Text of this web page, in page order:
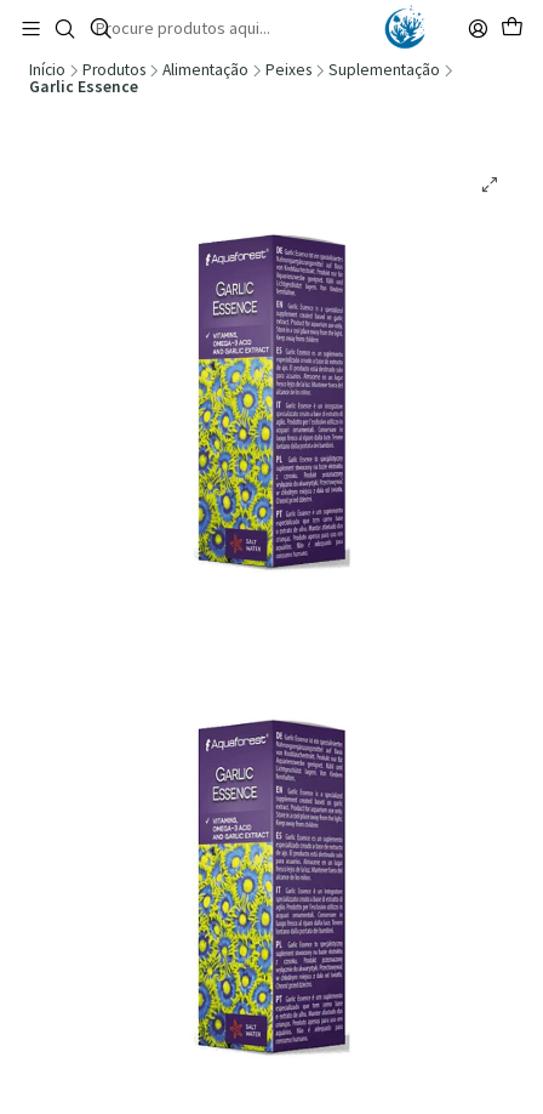
🚚 Portugal Continental: Portes Grátis desde 149,90€ (Envio extresso: 14,90€)
Ler mais
Início Produtos Alimentação Peixes
Suplementação
Garlic Essence